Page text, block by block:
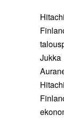
Jukka